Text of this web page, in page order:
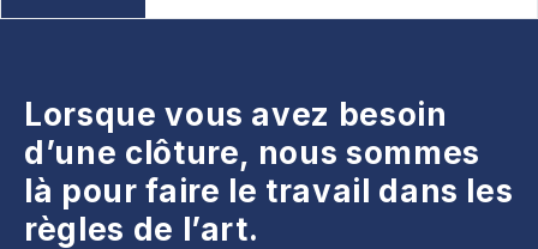
Lorsque vous avez besoin
d’une clôture, nous sommes
là pour faire le travail dans les
règles de l’art.